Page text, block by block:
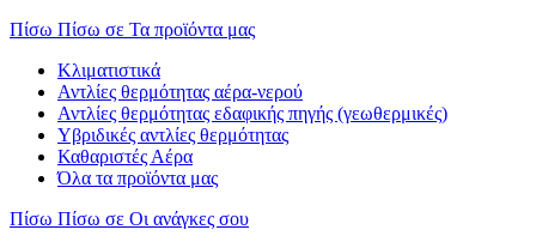
Πίσω Πίσω σε Τα προϊόντα μας
Κλιματιστικά
Αντλίες θερμότητας αέρα-νερού
Αντλίες θερμότητας εδαφικής πηγής (γεωθερμικές)
Υβριδικές αντλίες θερμότητας
Καθαριστές Αέρα
Όλα τα προϊόντα μας
Πίσω Πίσω σε Οι ανάγκες σου